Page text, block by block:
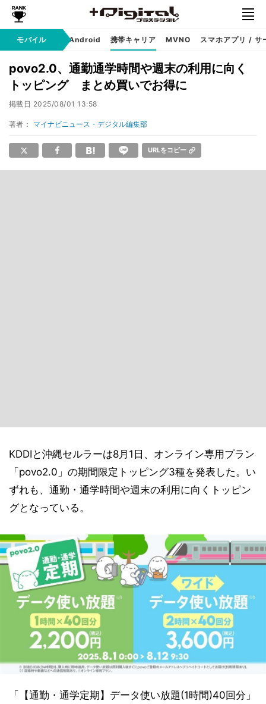
モバイル
iPhone Android 携帯キャリア MVNO スマホアプリ / サ
povo2.0、通勤通学時間や週末の利用に向く
トッピング まとめ買いでお得に
掲載日 2025/08/01 13:58
著者： マイナビニュース・デジタル編集部
URLをコピー
KDDIと沖縄セルラーは8月1日、オンライン専用プラン
「povo2.0」の期間限定トッピング3種を発表した。い
ずれも、通勤・通学時間や週末の利用に向くトッピン
グとなっている。
「【通勤・通学定期】データ使い放題(1時間)40回分」